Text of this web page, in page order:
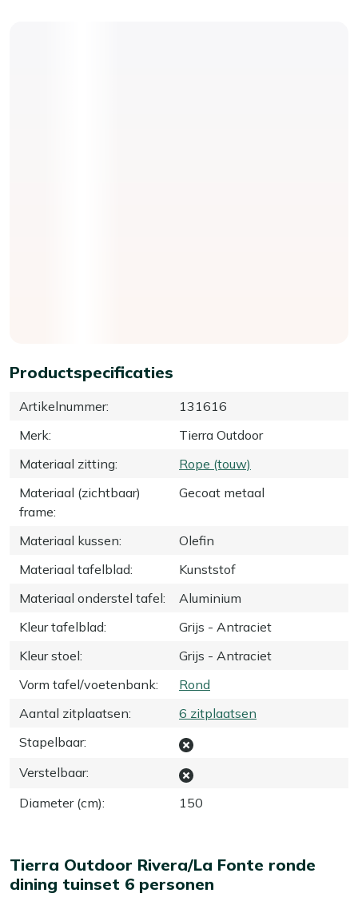
Productspecificaties
Artikelnummer:
131616
Merk:
Tierra Outdoor
Materiaal zitting:
Rope (touw)
Materiaal (zichtbaar)
frame:
Gecoat metaal
Materiaal kussen:
Olefin
Materiaal tafelblad:
Kunststof
Materiaal onderstel tafel:
Aluminium
Kleur tafelblad:
Grijs - Antraciet
Kleur stoel:
Grijs - Antraciet
Vorm tafel/voetenbank:
Rond
Aantal zitplaatsen:
6 zitplaatsen
Stapelbaar:
Verstelbaar:
Diameter (cm): 150
Tierra Outdoor Rivera/La Fonte ronde
dining tuinset 6 personen